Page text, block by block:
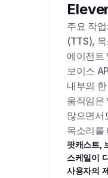
주요 작
(TTS),
에이전트
보이스
내부의
움직임은
않으면서
목소리를
팟캐스트,
스케일이
사용자의